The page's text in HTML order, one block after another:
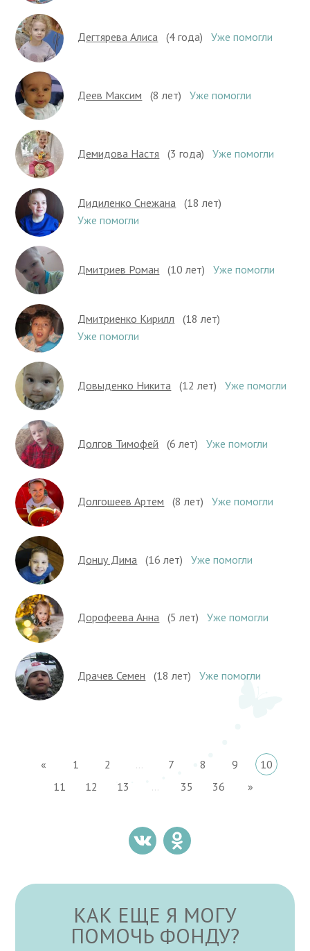
Дегтярева Алиса (4 года) Уже помогли
Деев Максим (8 лет) Уже помогли
Демидова Настя (3 года) Уже помогли
Дидиленко Снежана
(18 лет)
Уже помогли
Дмитриев Роман (10 лет) Уже помогли
Дмитриенко Кирилл
(18 лет)
Уже помогли
Довыденко Никита (12 лет) Уже помогли
Долгов Тимофей (6 лет) Уже помогли
Долгошеев Артем (8 лет) Уже помогли
Донцу Дима (16 лет) Уже помогли
Дорофеева Анна (5 лет) Уже помогли
Драчев Семен (18 лет) Уже помогли
« 1 2 ... 7 8 9
10
11
12 13 ... 35 36 »
КАК ЕЩЕ Я МОГУ
ПОМОЧЬ ФОНДУ?